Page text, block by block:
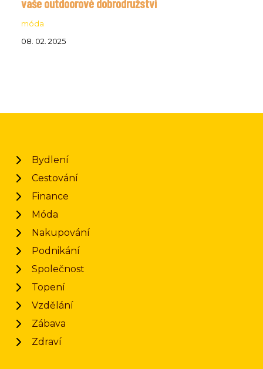
vaše outdoorové dobrodružství
móda
08. 02. 2025
Bydlení
Cestování
Finance
Móda
Nakupování
Podnikání
Společnost
Topení
Vzdělání
Zábava
Zdraví